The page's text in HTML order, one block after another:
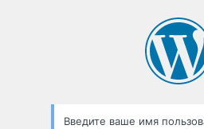
Введите ваше имя